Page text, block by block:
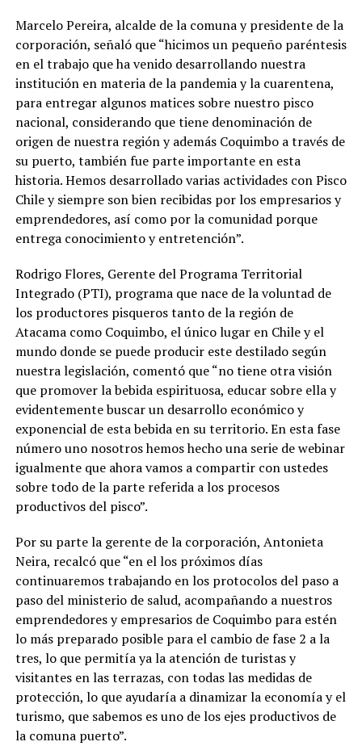
Marcelo Pereira, alcalde de la comuna y presidente de la
corporación, señaló que “hicimos un pequeño paréntesis
en el trabajo que ha venido desarrollando nuestra
institución en materia de la pandemia y la cuarentena,
para entregar algunos matices sobre nuestro pisco
nacional, considerando que tiene denominación de
origen de nuestra región y además Coquimbo a través de
su puerto, también fue parte importante en esta
historia. Hemos desarrollado varias actividades con Pisco
Chile y siempre son bien recibidas por los empresarios y
emprendedores, así como por la comunidad porque
entrega conocimiento y entretención”.
Rodrigo Flores, Gerente del Programa Territorial
Integrado (PTI), programa que nace de la voluntad de
los productores pisqueros tanto de la región de
Atacama como Coquimbo, el único lugar en Chile y el
mundo donde se puede producir este destilado según
nuestra legislación, comentó que “no tiene otra visión
que promover la bebida espirituosa, educar sobre ella y
evidentemente buscar un desarrollo económico y
exponencial de esta bebida en su territorio. En esta fase
número uno nosotros hemos hecho una serie de webinar
igualmente que ahora vamos a compartir con ustedes
sobre todo de la parte referida a los procesos
productivos del pisco”.
Por su parte la gerente de la corporación, Antonieta
Neira, recalcó que “en el los próximos días
continuaremos trabajando en los protocolos del paso a
paso del ministerio de salud, acompañando a nuestros
emprendedores y empresarios de Coquimbo para estén
lo más preparado posible para el cambio de fase 2 a la
tres, lo que permitía ya la atención de turistas y
visitantes en las terrazas, con todas las medidas de
protección, lo que ayudaría a dinamizar la economía y el
turismo, que sabemos es uno de los ejes productivos de
la comuna puerto”.